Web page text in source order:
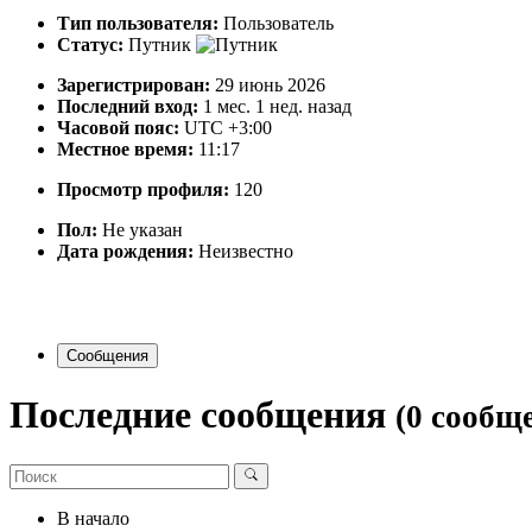
Тип пользователя: Пользователь
Статус: Путник
Зарегистрирован: 29 июнь 2026
Последний вход: 1 мес. 1 нед. назад
Часовой пояс: UTC +3:00
Местное время: 11:17
Просмотр профиля: 120
Пол: Не указан
Дата рождения: Неизвестно
Сообщения
Последние сообщения (0
В начало